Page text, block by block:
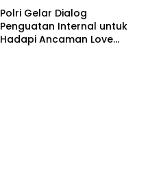
Polri Gelar Dialog
Penguatan Internal untuk
Hadapi Ancaman Love